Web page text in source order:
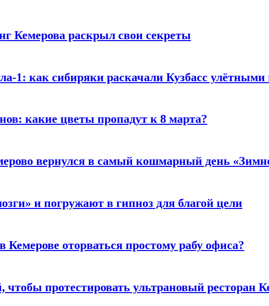
Кемерова раскрыл свои секреты
1: как сибиряки раскачали Кузбасс улётными
какие цветы пропадут к 8 марта?
вернулся в самый кошмарный день
и погружают в гипноз для благой цели
оторваться простому рабу офиса?
протестировать ультрановый ресторан